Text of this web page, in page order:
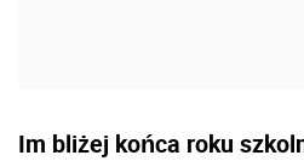
Im bliżej końca roku